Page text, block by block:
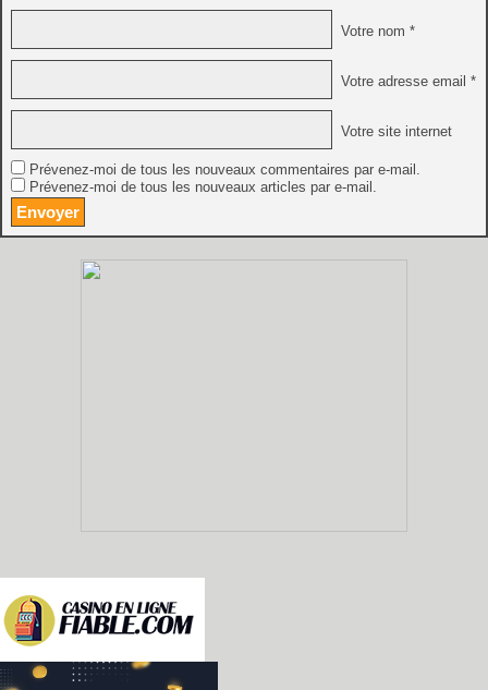
Votre nom *
Votre adresse email *
Votre site internet
Prévenez-moi de tous les nouveaux commentaires par e-mail.
Prévenez-moi de tous les nouveaux articles par e-mail.